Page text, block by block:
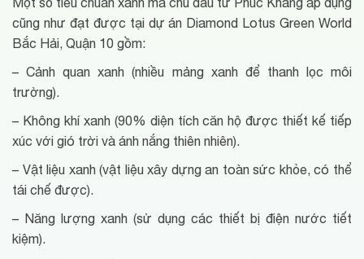
cũng như đạt được tại dự án Diamond Lotus Green World
Bắc Hải, Quận 10 gồm:
– Cảnh quan xanh (nhiều mảng xanh để thanh lọc môi
trường).
– Không khí xanh (90% diện tích căn hộ được thiết kế tiếp
xúc với gió trời và ánh nắng thiên nhiên).
– Vật liệu xanh (vật liệu xây dựng an toàn sức khỏe, có thể
tái chế được).
– Năng lượng xanh (sử dụng các thiết bị điện nước tiết
kiệm).